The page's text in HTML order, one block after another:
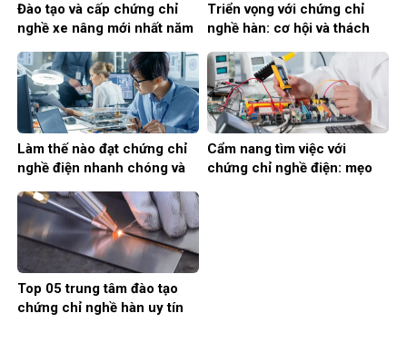
Đào tạo và cấp chứng chỉ
nghề xe nâng mới nhất năm
Triển vọng với chứng chỉ
nghề hàn: cơ hội và thách
Làm thế nào đạt chứng chỉ
nghề điện nhanh chóng và
Cẩm nang tìm việc với
chứng chỉ nghề điện: mẹo
Top 05 trung tâm đào tạo
chứng chỉ nghề hàn uy tín